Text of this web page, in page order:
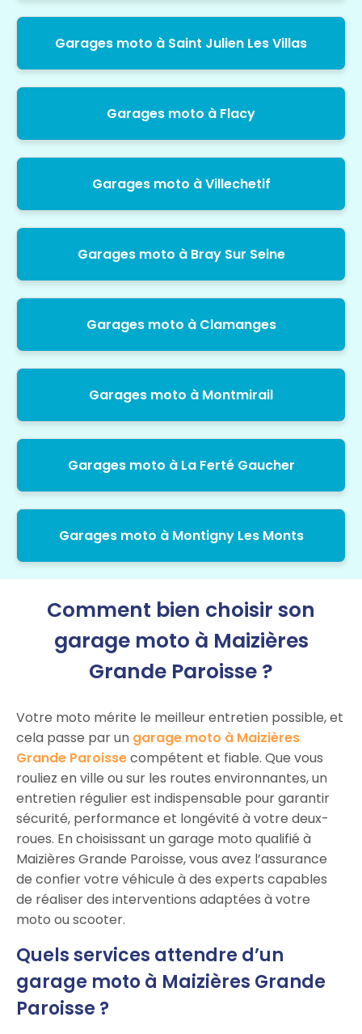
Garages moto à Saint Julien Les Villas
Garages moto à Flacy
Garages moto à Villechetif
Garages moto à Bray Sur Seine
Garages moto à Clamanges
Garages moto à Montmirail
Garages moto à La Ferté Gaucher
Garages moto à Montigny Les Monts
Comment bien choisir son
garage moto à Maizières
Grande Paroisse ?
Votre moto mérite le meilleur entretien possible, et
cela passe par un garage moto à Maizières
Grande Paroissecompétent et fiable. Que vous
rouliez en ville ou sur les routes environnantes, un
entretien régulier est indispensable pour garantir
sécurité, performance et longévité à votre deux-
roues. En choisissant un garage moto qualifié à
Maizières Grande Paroisse, vous avez l’assurance
de confier votre véhicule à des experts capables
de réaliser des interventions adaptées à votre
moto ou scooter.
Quels services attendre d’un
garage moto à Maizières Grande
Paroisse ?